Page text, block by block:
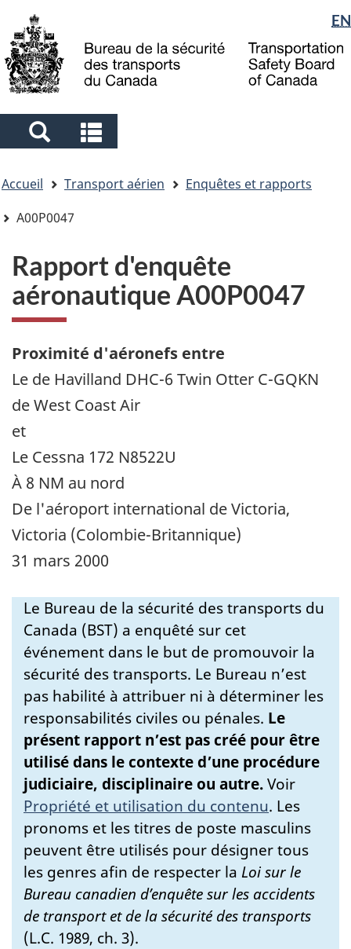
to
main
to
"About
government"
à
la
Sélection
de
la
langue
EN
Search
and
menus
and
menus
êtes
ici
Accueil Transport aérien
Enquêtes et rapports
A00P0047
Rapport d'enquête
aéronautique A00P0047
Proximité d'aéronefs entre
Le de Havilland DHC-6 Twin Otter C-GQKN
de West Coast Air
et
Le Cessna 172 N8522U
À 8 NM au nord
De l'aéroport international de Victoria,
Victoria (Colombie-Britannique)
31 mars 2000
Le Bureau de la sécurité des transports du
Canada (BST) a enquêté sur cet
événement dans le but de promouvoir la
sécurité des transports. Le Bureau n’est
pas habilité à attribuer ni à déterminer les
responsabilités civiles ou pénales. Le
présent rapport n’est pas créé pour être
utilisé dans le contexte d’une procédure
judiciaire, disciplinaire ou autre.Voir
Propriété et utilisation du contenu. Les
pronoms et les titres de poste masculins
peuvent être utilisés pour désigner tous
les genres afin de respecter la Loi sur le
Bureau canadien d’enquête sur les accidents
de transport et de la sécurité des transports
(L.C. 1989, ch. 3).